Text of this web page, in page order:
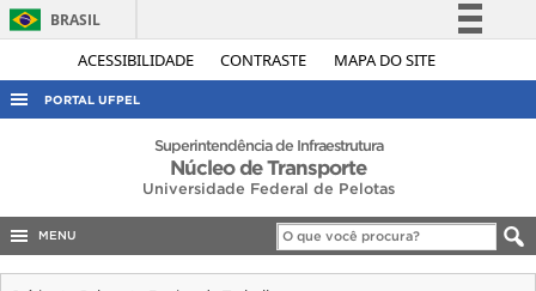
ACESSIBILIDADE CONTRASTE MAPA DO SITE
BRASIL
Simplifique!
Acesso à informação
Canais
PORTAL UFPEL
ACESSO À INFORMAÇÃOSuperintendência de Infraestrutura
Núcleo de Transporte
Universidade Federal de Pelotas
MENU